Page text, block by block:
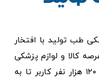
طب تولید با افتخار
در عرصه کالا و لوازم پزشکی
توانسته مورد اعتماد بیش از ۱۲۰ هزار نفر کاربر تا به